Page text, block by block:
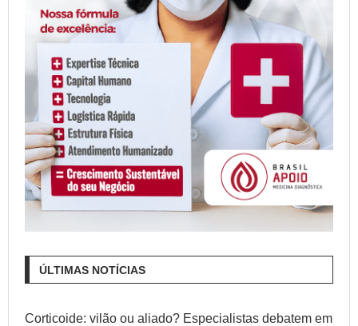
ÚLTIMAS NOTÍCIAS
Corticoide: vilão ou aliado? Especialistas debatem em